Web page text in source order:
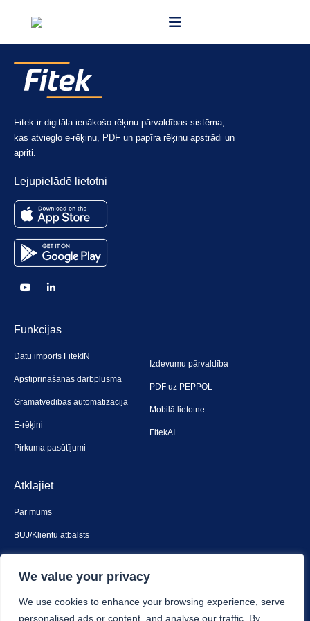
We value your privacy
We use cookies to enhance your browsing experience, serve
personalised ads or content, and analyse our traffic. By
Fitek ir digitāla ienākošo rēķinu pārvaldības sistēma,
kas atvieglo e-rēķinu, PDF un papīra rēķinu apstrādi un
apriti.
Lejupielādē lietotni
Funkcijas
Datu imports FitekIN
Apstiprināšanas darbplūsma
Grāmatvedības automatizācija
E-rēķini
Pirkuma pasūtījumi
Izdevumu pārvaldība
PDF uz PEPPOL
Mobilā lietotne
FitekAI
Atklājiet
Par mums
BUJ/Klientu atbalsts
Drošība un privātums